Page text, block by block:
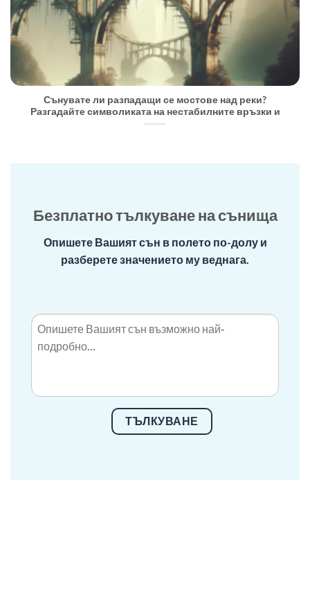
Сънувате ли разпадащи се мостове над реки?
Разгадайте символиката на нестабилните връзки и
Безплатно тълкуване на сънища
Опишете Вашият сън в полето по-долу и
разберете значението му веднага.
ТЪЛКУВАНЕ